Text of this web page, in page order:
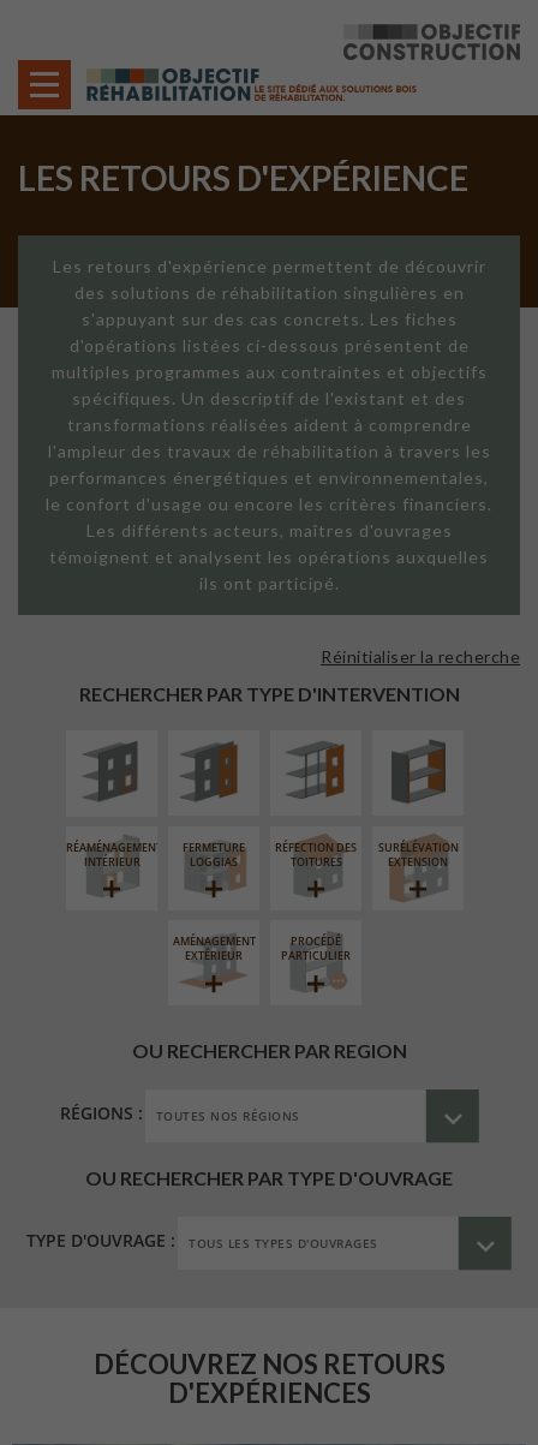
LES RETOURS D'EXPÉRIENCE
Les retours d'expérience permettent de découvrir
des solutions de réhabilitation singulières en
s'appuyant sur des cas concrets. Les fiches
d'opérations listées ci-dessous présentent de
multiples programmes aux contraintes et objectifs
spécifiques. Un descriptif de l'existant et des
transformations réalisées aident à comprendre
l'ampleur des travaux de réhabilitation à travers les
performances énergétiques et environnementales,
le confort d'usage ou encore les critères financiers.
Les différents acteurs, maîtres d'ouvrages
témoignent et analysent les opérations auxquelles
ils ont participé.
RECHERCHER PAR TYPE D'INTERVENTION
Réinitialiser la recherche
EXTÉRIEURE
FAÇADE SUR
LINÉAIRE
ISOLATION
INTÉRIEURE
RÉAMÉNAGEMENT
INTÉRIEUR
FERMETURE
LOGGIAS
RÉFECTION DES
TOITURES
SURÉLÉVATION
EXTENSION
AMÉNAGEMENT
EXTÉRIEUR
PROCÉDÉ
PARTICULIER
OU RECHERCHER PAR REGION
RÉGIONS :
OU RECHERCHER PAR TYPE D'OUVRAGE
TYPE D'OUVRAGE :
DÉCOUVREZ NOS RETOURS
D'EXPÉRIENCES